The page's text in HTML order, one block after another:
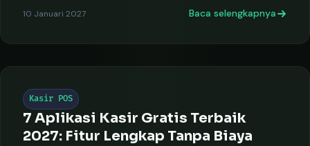
10 Januari 2027 Baca selengkapnya
Kasir POS
7 Aplikasi Kasir Gratis Terbaik
2027: Fitur Lengkap Tanpa Biaya